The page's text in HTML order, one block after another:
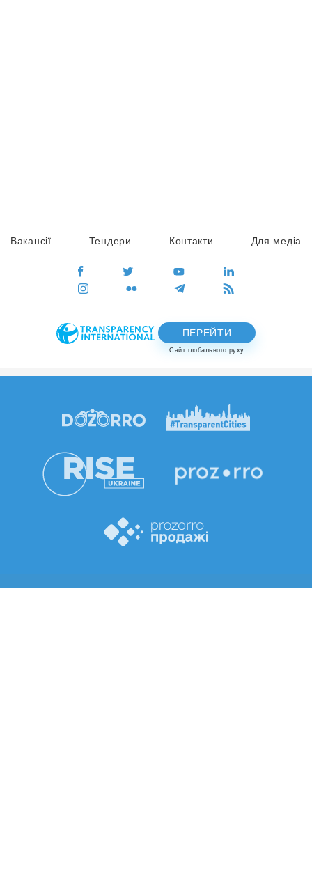
Вакансії Тендери Контакти Для медіа
ПЕРЕЙТИ
Сайт глобального руху